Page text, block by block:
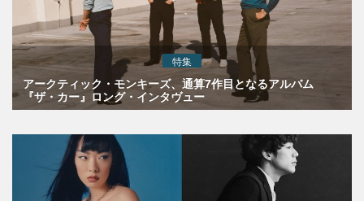
特集
アークティック・モンキーズ、通算7作目となるアルバム
『ザ・カー』ロング・インタヴュー